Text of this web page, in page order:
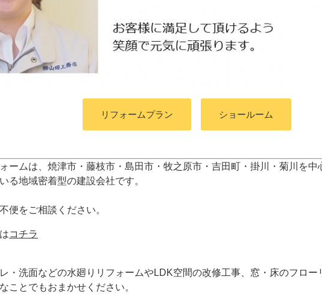
リフォームプラン ショールーム
ームは、焼津市・藤枝市・島田市・牧之原市・吉田町 ・掛川・菊川
を中
る地域密着型の建設会社です。
便をご相談ください。
コチラ
・洗面などの水廻りリフォームやLDK空間の改修工事、窓・床のフロ
ことでもおまかせください。